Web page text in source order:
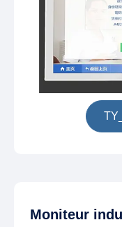
Moniteur